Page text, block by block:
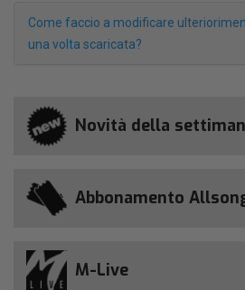
Come faccio a modificare
una volta scaricata?
Novità della
Abbonamento
M-Live